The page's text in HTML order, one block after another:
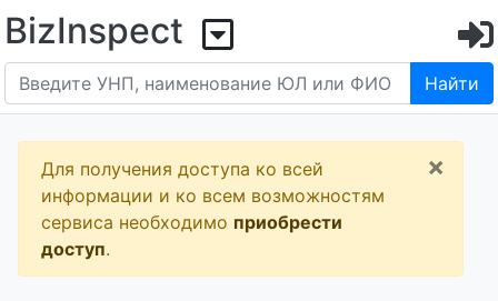
BizInspect
Найти
Для получения доступа ко всей
информации и ко всем возможностям
сервиса необходимо приобрести
доступ.
×